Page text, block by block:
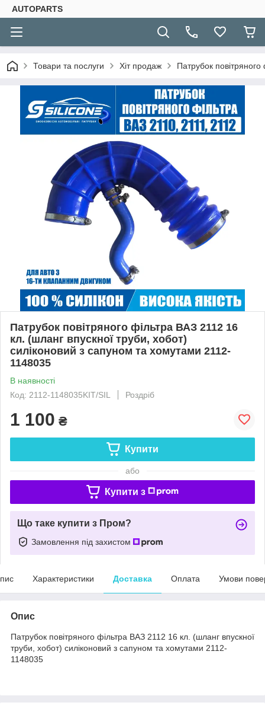
AUTOPARTS
Товари та послуги Хіт продаж Патрубок
Патрубок повітряного фільтра ВАЗ 2112 16
кл. (шланг впускної труби, хобот)
силіконовий з сапуном та хомутами 2112-
1148035
В наявності
Код: 2112-1148035KIT/SIL
Роздріб
1 100 ₴
Купити
або
Купити з
Що таке купити з Пром?
Замовлення під захистом
Характеристики Доставка Оплата Умови
Опис
Патрубок повітряного фільтра ВАЗ 2112 16 кл. (шланг впускної
труби, хобот) силіконовий з сапуном та хомутами 2112-
1148035